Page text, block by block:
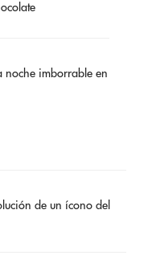
noche imborrable en
de un ícono del